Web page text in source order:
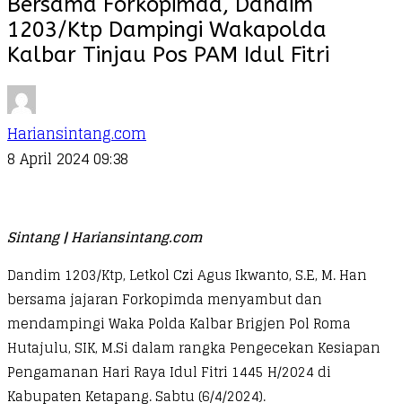
1203/Ktp Dampingi Wakapolda
Kalbar Tinjau Pos PAM Idul Fitri
Hariansintang.com
8 April 2024 09:38
Sintang | Hariansintang.com
Dandim 1203/Ktp, Letkol Czi Agus Ikwanto, S.E, M. Han
bersama jajaran Forkopimda menyambut dan
mendampingi Waka Polda Kalbar Brigjen Pol Roma
Hutajulu, SIK, M.Si dalam rangka Pengecekan Kesiapan
Pengamanan Hari Raya Idul Fitri 1445 H/2024 di
Kabupaten Ketapang. Sabtu (6/4/2024).